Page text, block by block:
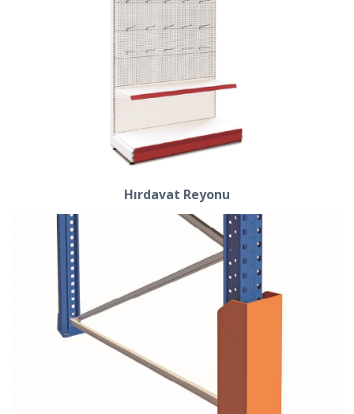
Hırdavat Reyonu